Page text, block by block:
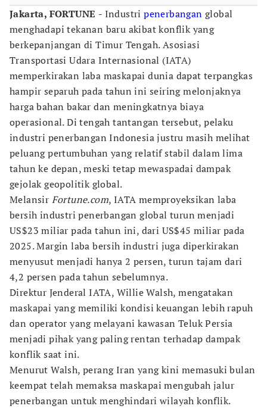
Jakarta, FORTUNE - Industripenerbangan global
menghadapi tekanan baru akibat konflik yang
berkepanjangan di Timur Tengah. Asosiasi
Transportasi Udara Internasional (IATA)
memperkirakan laba maskapai dunia dapat terpangkas
hampir separuh pada tahun ini seiring melonjaknya
harga bahan bakar dan meningkatnya biaya
operasional. Di tengah tantangan tersebut, pelaku
industri penerbangan Indonesia justru masih melihat
peluang pertumbuhan yang relatif stabil dalam lima
tahun ke depan, meski tetap mewaspadai dampak
gejolak geopolitik global.
Melansir Fortune.com, IATA memproyeksikan laba
bersih industri penerbangan global turun menjadi
US$23 miliar pada tahun ini, dari US$45 miliar pada
2025. Margin laba bersih industri juga diperkirakan
menyusut menjadi hanya 2 persen, turun tajam dari
4,2 persen pada tahun sebelumnya.
Direktur Jenderal IATA, Willie Walsh, mengatakan
maskapai yang memiliki kondisi keuangan lebih rapuh
dan operator yang melayani kawasan Teluk Persia
menjadi pihak yang paling rentan terhadap dampak
konflik saat ini.
Menurut Walsh, perang Iran yang kini memasuki bulan
keempat telah memaksa maskapai mengubah jalur
penerbangan untuk menghindari wilayah konflik.